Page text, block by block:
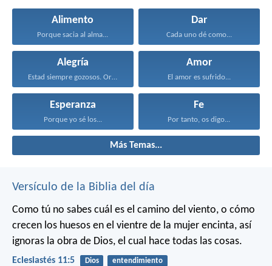
Alimento
Porque sacia al alma...
Dar
Cada uno dé como...
Alegría
Estad siempre gozosos. Orad...
Amor
El amor es sufrido...
Esperanza
Porque yo sé los...
Fe
Por tanto, os digo...
Más Temas...
Versículo de la Biblia del día
Como tú no sabes cuál es el camino del viento, o cómo
crecen los huesos en el vientre de la mujer encinta, así
ignoras la obra de Dios, el cual hace todas las cosas.
Eclesiastés 11:5 Dios entendimiento